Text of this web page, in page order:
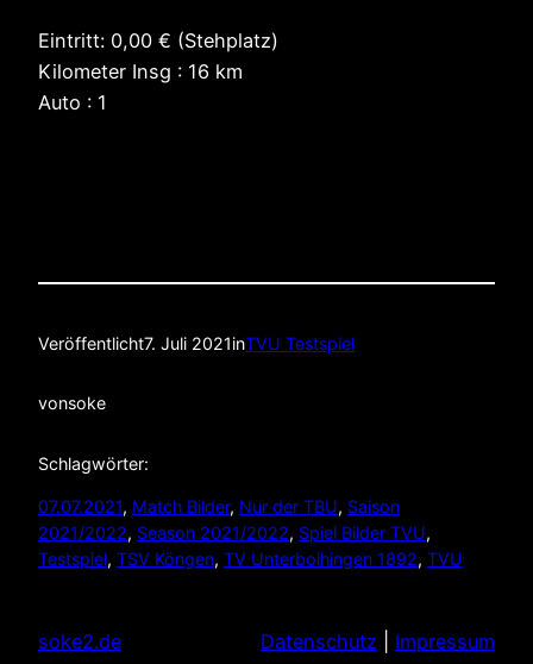
Eintritt: 0,00 € (Stehplatz)
Kilometer Insg : 16 km
Auto : 1
Veröffentlicht7. Juli 2021inTVU Testspiel
vonsoke
Schlagwörter:
07.07.2021, Match Bilder, Nur der TBU, Saison
2021/2022, Season 2021/2022, Spiel Bilder TVU
Testspiel, TSV Köngen, TV Unterboihingen 1892, TVU
soke2.de Datenschutz Impressum